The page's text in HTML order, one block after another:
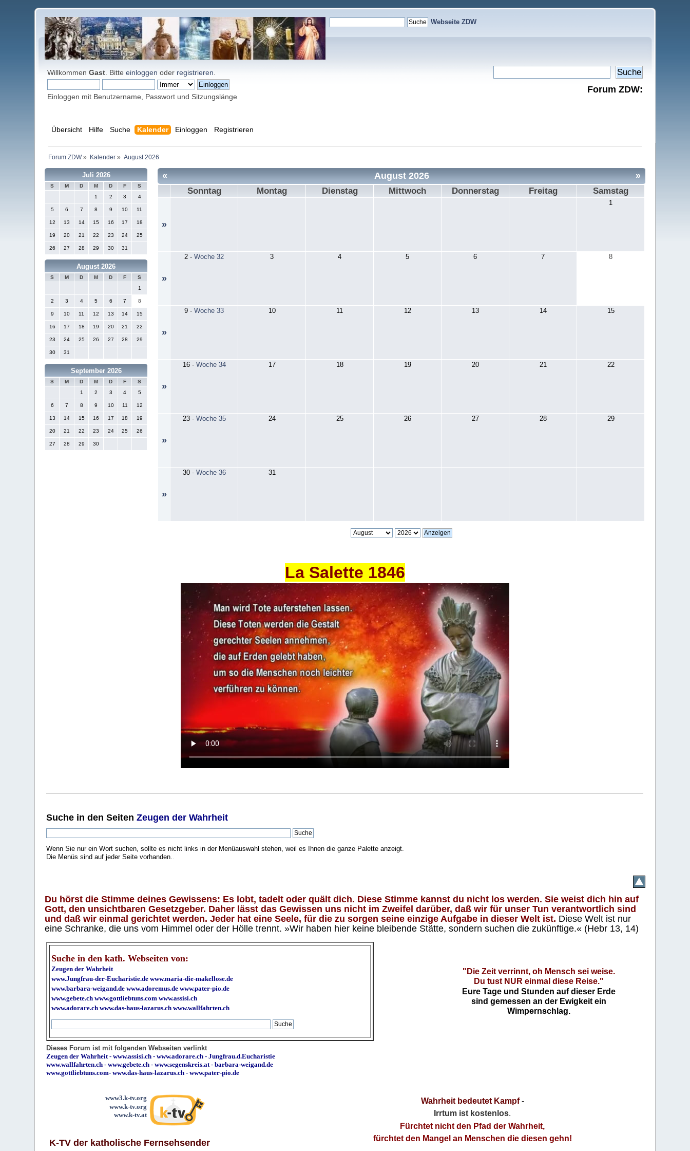
Webseite ZDW
WillkommenGast . Bitteeinloggen oder registrieren
Einloggen mit Benutzername, Passwort und Sitzungslänge
Forum ZDW:
Übersicht Hilfe Suche Kalender Einloggen Registrieren
Forum ZDW» Kalender» August 2026
Juli 2026
S M D M D F
S
1
2 3 4
5 6 7 8 9 10 11
12 13 14 15 16 17 18
19 20 21 22 23 24 25
26 27 28 29 30 31
August 2026
S M D M D F
S
1
2 3 4 5 6 7 8
9 10 11 12 13 14 15
16 17 18 19 20 21 22
23 24 25 26 27 28 29
30 31
September 2026
S M D M D F
S
1
2 3 4 5
6 7 8 9 10 11 12
13 14 15 16 17 18 19
20 21 22 23 24 25 26
27 28 29 30
« »
August 2026
Sonntag Montag Dienstag Mittwoch Donnerstag Freitag Samstag
»
1
»
2 -Woche 32 3 4 5 6 7 8
»
9 -Woche 33 10 11 12 13 14 15
»
16- Woche 34 17 18 19 20 21 22
»
23- Woche 35 24 25 26 27 28 29
»
30- Woche 36 31
La Salette 1846
Suche in den SeitenZeugen der Wahrheit
Wenn Sie nur ein Wort suchen, sollte es nicht links in der Menüauswahl stehen, weil es Ihnen die ganze Palette anzeigt.
Die Menüs sind auf jeder Seite vorhanden.
Du hörst die Stimme deines Gewissens: Es lobt, tadelt oder quält dich. Diese Stimme kannst du nicht los werden. Sie weist dich hin auf
Gott, den unsichtbaren Gesetzgeber. Daher lässt das Gewissen uns nicht im Zweifel darüber, daß wir für unser Tun verantwortlich sind
und daß wir einmal gerichtet werden. Jeder hat eine Seele, für die zu sorgen seine einzige Aufgabe in dieser Welt ist. Diese Welt ist nur
eine Schranke, die uns vom Himmel oder der Hölle trennt. »Wir haben hier keine bleibende Stätte, sondern suchen die zukünftige.« (Hebr 13, 14)
Suche in den kath. Webseiten von:
Zeugen der Wahrheit
www.Jungfrau-der-Eucharistie.de www.maria-die-makellose.de
www.barbara-weigand.de www.adoremus.de www.pater-pio.de
www.gebete.ch www.gottliebtuns.com www.assisi.ch
www.adorare.ch www.das-haus-lazarus.ch www.wallfahrten.ch
"Die Zeit verrinnt, oh Mensch sei weise.
Du tust NUR einmal diese Reise."
Eure Tage und Stunden auf dieser Erde
sind gemessen an der Ewigkeit ein
Wimpernschlag.
Dieses Forum ist mit folgenden Webseiten verlinkt
Zeugen der Wahrheit -www.assisi.ch -www.adorare.ch -Jungfrau.d.Eucharistie
www.wallfahrten.ch -www.gebete.ch -www.segenskreis.at -barbara-weigand.de
www.gottliebtuns.com-www.das-haus-lazarus.ch - www.pater-pio.de
www3.k-tv.org
www.k-tv.org
www.k-tv.at
K-TV der katholische Fernsehsender
Wahrheit bedeutet Kampf-
Irrtum ist kostenlos.
Fürchtet nicht den Pfad der Wahrheit,
fürchtet den Mangel an Menschen die diesen gehn!